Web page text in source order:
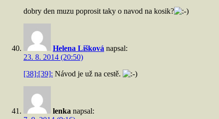
dobry den muzu poprosit taky o navod na kosik?
Helena Lišková napsal:
23. 8. 2014 (20:50)
[38]:[39]: Návod je už na cestě.
lenka napsal: